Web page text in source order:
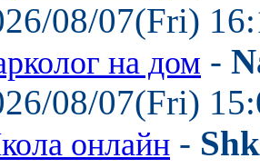
08/07(Fri)
на дом -
08/07(Fri)
онлайн -